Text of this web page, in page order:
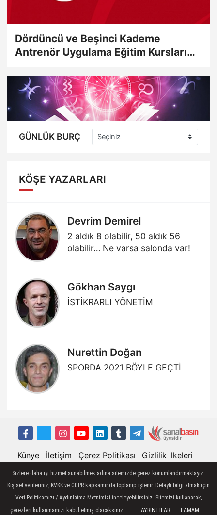
Dördüncü ve Beşinci Kademe
Antrenör Uygulama Eğitim Kursları
Sınav...
GÜNLÜK BURÇ
KÖŞE YAZARLARI
Devrim Demirel
2 aldık 8 olabilir, 50 aldık 56
olabilir… Ne varsa salonda var!
Gökhan Saygı
İSTİKRARLI YÖNETİM
Nurettin Doğan
SPORDA 2021 BÖYLE GEÇTİ
Künye İletişim Çerez Politikası Gizlilik İlkeleri
Sizlere daha iyi hizmet sunabilmek adına sitemizde çerez konumlandırmaktayız.
Kişisel verileriniz, KVKK ve GDPR kapsamında toplanıp işlenir. Detaylı bilgi almak için
Veri Politikamızı / Aydınlatma Metnimizi inceleyebilirsiniz. Sitemizi kullanarak,
çerezleri kullanmamızı kabul etmiş olacaksınız.
AYRINTILAR TAMAM